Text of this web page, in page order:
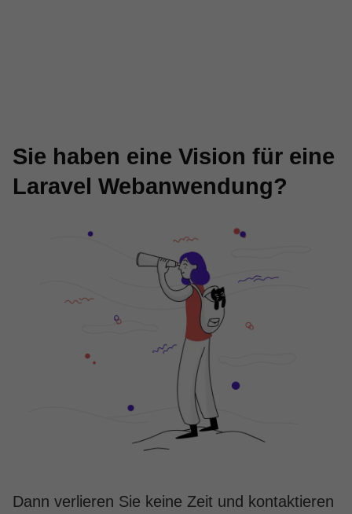
Sie haben eine Vision für eine
Laravel Webanwendung?
Dann verlieren Sie keine Zeit und kontaktieren